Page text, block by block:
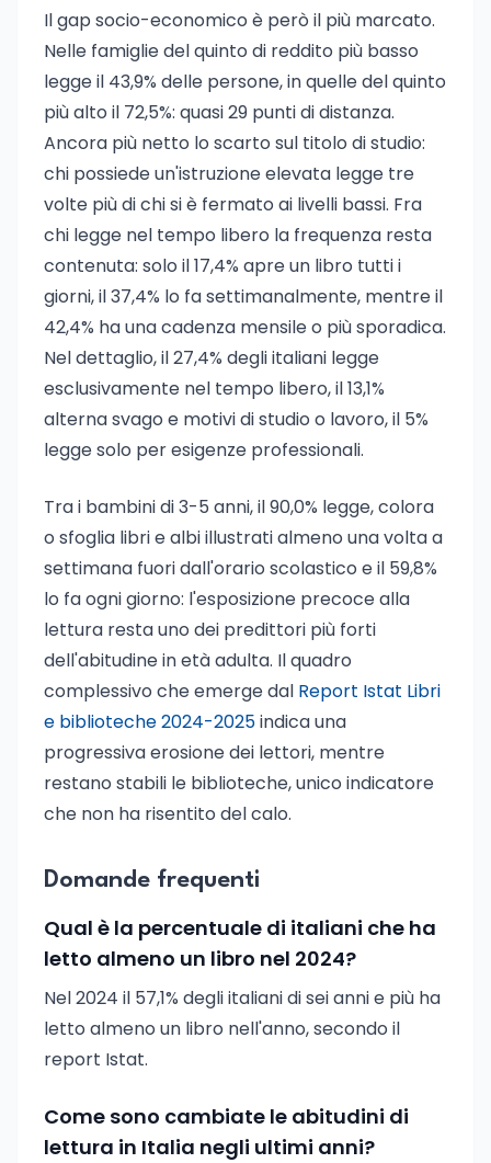
Il gap socio-economico è però il più marcato.
Nelle famiglie del quinto di reddito più basso
legge il 43,9% delle persone, in quelle del quinto
più alto il 72,5%: quasi 29 punti di distanza.
Ancora più netto lo scarto sul titolo di studio:
chi possiede un'istruzione elevata legge tre
volte più di chi si è fermato ai livelli bassi. Fra
chi legge nel tempo libero la frequenza resta
contenuta: solo il 17,4% apre un libro tutti i
giorni, il 37,4% lo fa settimanalmente, mentre il
42,4% ha una cadenza mensile o più sporadica.
Nel dettaglio, il 27,4% degli italiani legge
esclusivamente nel tempo libero, il 13,1%
alterna svago e motivi di studio o lavoro, il 5%
legge solo per esigenze professionali.
Tra i bambini di 3-5 anni, il 90,0% legge, colora
o sfoglia libri e albi illustrati almeno una volta a
settimana fuori dall'orario scolastico e il 59,8%
lo fa ogni giorno: l'esposizione precoce alla
lettura resta uno dei predittori più forti
dell'abitudine in età adulta. Il quadro
complessivo che emerge dal Report Istat Libri
e biblioteche 2024-2025indica una
progressiva erosione dei lettori, mentre
restano stabili le biblioteche, unico indicatore
che non ha risentito del calo.
Domande frequenti
Qual è la percentuale di italiani che ha
letto almeno un libro nel 2024?
Nel 2024 il 57,1% degli italiani di sei anni e più ha
letto almeno un libro nell'anno, secondo il
report Istat.
Come sono cambiate le abitudini di
lettura in Italia negli ultimi anni?